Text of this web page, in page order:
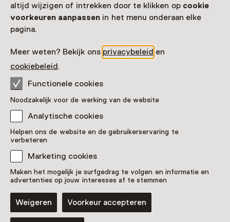
altijd wijzigen of intrekken door te klikken op cookie
voorkeuren aanpassen in het menu onderaan elke
pagina.
Meer weten? Bekijk ons privacybeleid en
cookiebeleid.
Functionele cookies
Noodzakelijk voor de werking van de website
Analytische cookies
Helpen ons de website en de gebruikerservaring te
verbeteren
Marketing cookies
Maken het mogelijk je surfgedrag te volgen en informatie en
advertenties op jouw interesses af te stemmen
Weigeren Voorkeur accepteren
Vaste collectie
Noord-Amerika en poolgebieden
Tentoonstelling